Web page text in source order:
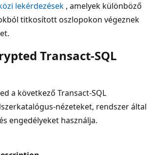
lekérdezések , amelyek különböző
titkosított oszlopokon végeznek
Transact-SQL
a következő Transact-SQL
nézeteket, rendszer által
engedélyeket használja.